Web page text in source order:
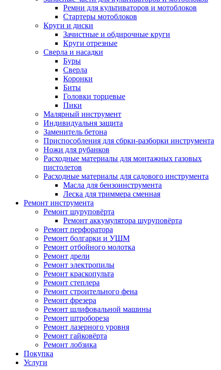
Ремни для культиваторов и мотоблоков
Стартеры мотоблоков
Круги и диски
Зачистные и обдирочные круги
Круги отрезные
Сверла и насадки
Буры
Сверла
Коронки
Биты
Головки торцевые
Пики
Малярный инструмент
Индивидуальня защита
Заменитель бетона
Приспособления для сбрки-разборки инструмента
Ножи для рубанков
Расходные материалы для монтажных газовых
пистолетов
Расходные материалы для садового инструмента
Масла для бензоинструмента
Леска для триммера сменная
Ремонт инструмента
Ремонт шуруповёрта
Ремонт аккумулятора шуруповёрта
Ремонт перфоратора
Ремонт болгарки и УШМ
Ремонт отбойного молотка
Ремонт дрели
Ремонт электропилы
Ремонт краскопульта
Ремонт степлера
Ремонт строительного фена
Ремонт фрезера
Ремонт шлифовальной машины
Ремонт штробореза
Ремонт лазерного уровня
Ремонт гайковёрта
Ремонт лобзика
Покупка
Услуги